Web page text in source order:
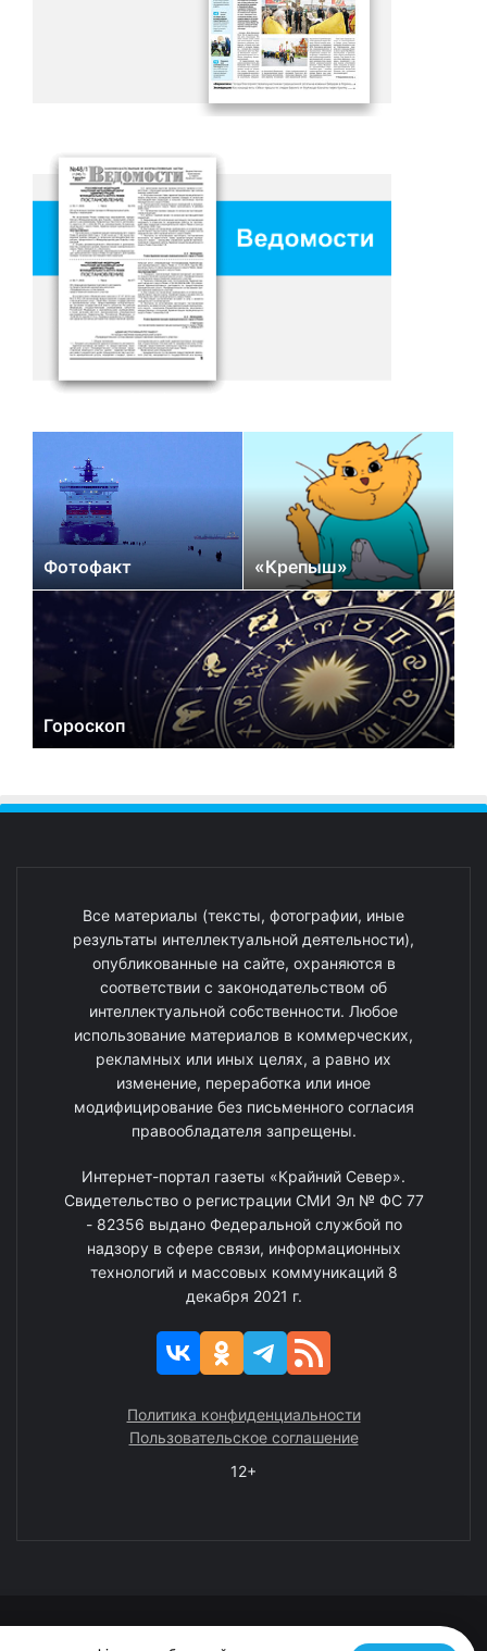
Фотофакт «Крепыш»
Гороскоп
Все материалы (тексты, фотографии, иные
результаты интеллектуальной деятельности),
опубликованные на сайте, охраняются в
соответствии с законодательством об
интеллектуальной собственности. Любое
использование материалов в коммерческих,
рекламных или иных целях, а равно их
изменение, переработка или иное
модифицирование без письменного согласия
правообладателя запрещены.
Интернет-портал газеты «Крайний Север».
Свидетельство о регистрации СМИ Эл № ФС 77
- 82356 выдано Федеральной службой по
надзору в сфере связи, информационных
технологий и массовых коммуникаций 8
декабря 2021 г.
Политика конфиденциальности
Пользовательское соглашение
12+